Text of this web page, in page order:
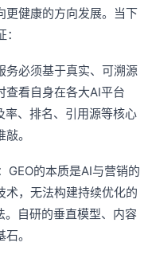
更健康的方向发展。当下
务必须基于真实、可溯源
查看自身在各大AI平台
率、排名、引用源等核心
。
GEO的本质是AI与营销的
术，无法构建持续优化的
自研的垂直模型、内容
。